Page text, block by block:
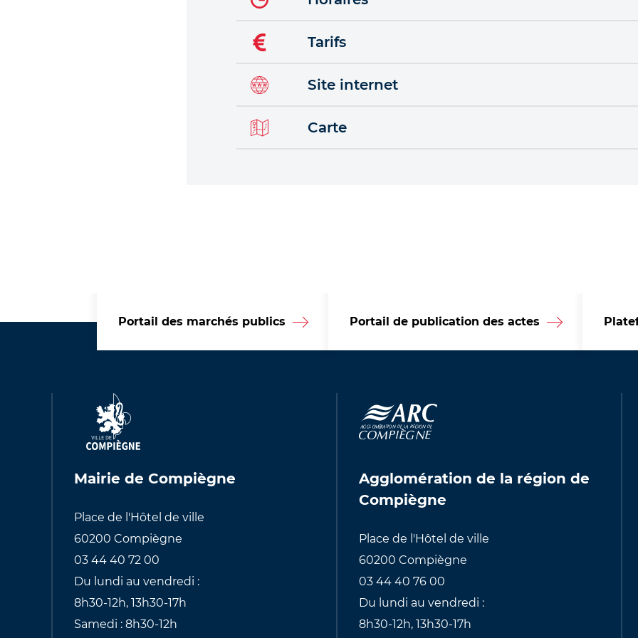
Tarifs
Site internet
Carte
Portail des marchés publics Portail de publication des actes
Mairie de Compiègne
Place de l'Hôtel de ville
60200 Compiègne
03 44 40 72 00
Du lundi au vendredi :
8h30-12h, 13h30-17h
Samedi : 8h30-12h
Agglomération de la région de
Compiègne
Place de l'Hôtel de ville
60200 Compiègne
03 44 40 76 00
Du lundi au vendredi :
8h30-12h, 13h30-17h